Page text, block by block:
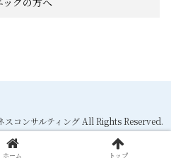
コンサルティング All Rights Reserved.
ホーム トップ